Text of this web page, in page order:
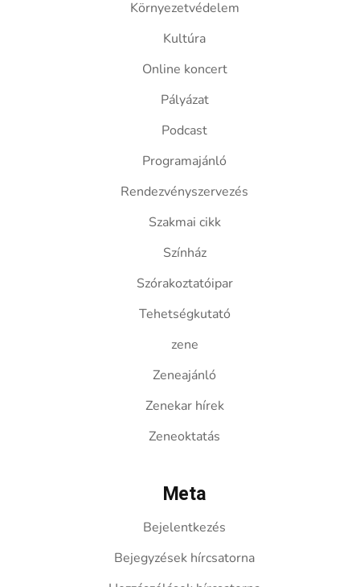
Környezetvédelem
Kultúra
Online koncert
Pályázat
Podcast
Programajánló
Rendezvényszervezés
Szakmai cikk
Színház
Szórakoztatóipar
Tehetségkutató
zene
Zeneajánló
Zenekar hírek
Zeneoktatás
Meta
Bejelentkezés
Bejegyzések hírcsatorna